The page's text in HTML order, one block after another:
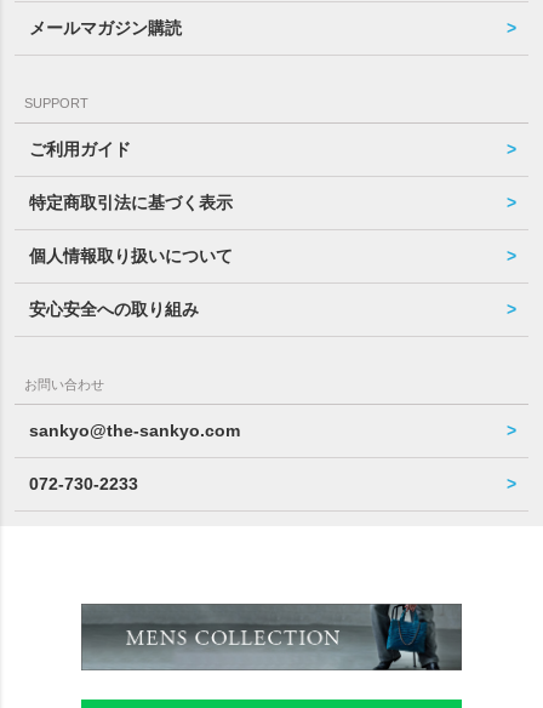
メールマガジン購読
SUPPORT
ご利用ガイド
特定商取引法に基づく表示
個人情報取り扱いについて
安心安全への取り組み
お問い合わせ
sankyo@the-sankyo.com
072-730-2233